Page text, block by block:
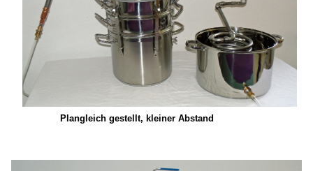
Plangleich gestellt, kleiner Abstand